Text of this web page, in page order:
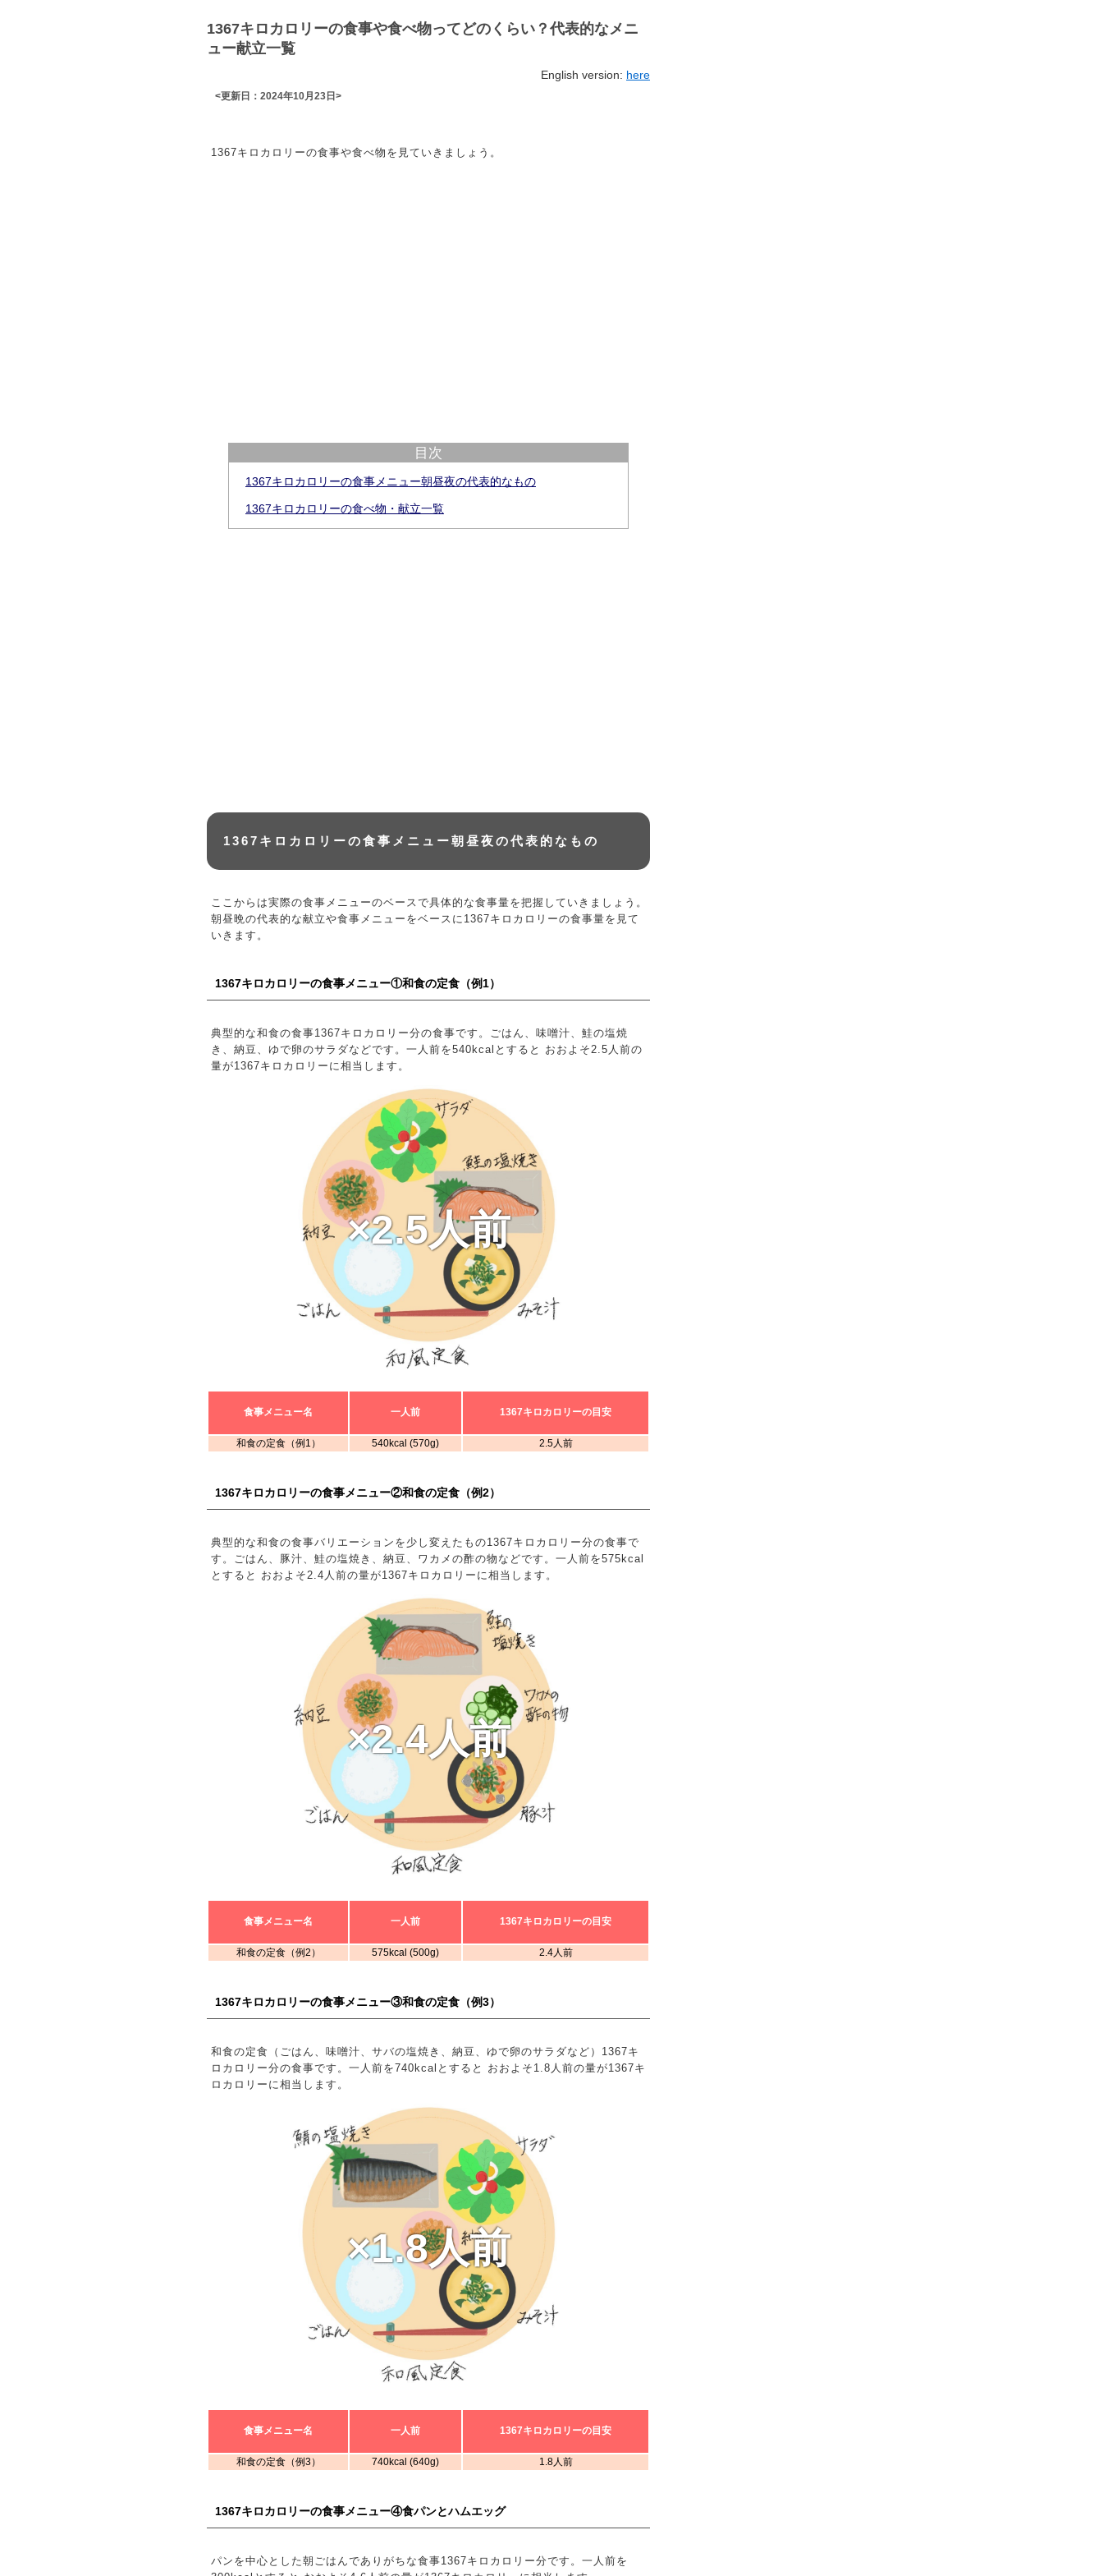
1367キロカロリーの食事や食べ物ってどのくらい？代表的なメニ
ュー献立一覧
English version: here
<更新日：2024年10月23日>
1367キロカロリーの食事や食べ物を見ていきましょう。
目次
1367キロカロリーの食事メニュー朝昼夜の代表的なもの
1367キロカロリーの食べ物・献立一覧
1367キロカロリーの食事メニュー朝昼夜の代表的なもの
ここからは実際の食事メニューのベースで具体的な食事量を把握していきましょう。
朝昼晩の代表的な献立や食事メニューをベースに1367キロカロリーの食事量を見て
いきます。
1367キロカロリーの食事メニュー①和食の定食（例1）
典型的な和食の食事1367キロカロリー分の食事です。ごはん、味噌汁、鮭の塩焼
き、納豆、ゆで卵のサラダなどです。一人前を540kcalとすると おおよそ2.5人前の
量が1367キロカロリーに相当します。
×2.5人前
食事メニュー名 一人前 1367キロカロリーの目安
和食の定食（例1） 540kcal (570g) 2.5人前
1367キロカロリーの食事メニュー②和食の定食（例2）
典型的な和食の食事バリエーションを少し変えたもの1367キロカロリー分の食事で
す。ごはん、豚汁、鮭の塩焼き、納豆、ワカメの酢の物などです。一人前を575kcal
とすると おおよそ2.4人前の量が1367キロカロリーに相当します。
×2.4人前
食事メニュー名 一人前 1367キロカロリーの目安
和食の定食（例2） 575kcal (500g) 2.4人前
1367キロカロリーの食事メニュー③和食の定食（例3）
和食の定食（ごはん、味噌汁、サバの塩焼き、納豆、ゆで卵のサラダなど）1367キ
ロカロリー分の食事です。一人前を740kcalとすると おおよそ1.8人前の量が1367キ
ロカロリーに相当します。
×1.8人前
食事メニュー名 一人前 1367キロカロリーの目安
和食の定食（例3） 740kcal (640g) 1.8人前
1367キロカロリーの食事メニュー④食パンとハムエッグ
パンを中心とした朝ごはんでありがちな食事1367キロカロリー分です。一人前を